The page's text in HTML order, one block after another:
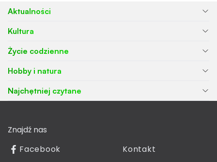
Aktualności
Kultura
Życie codzienne
Hobby i natura
Najchętniej czytane
Znajdź nas
Facebook
Kontakt